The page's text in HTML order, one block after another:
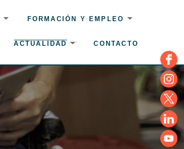
FORMACIÓN Y EMPLEO
ACTUALIDAD CONTACTO